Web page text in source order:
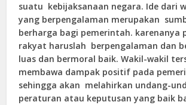
suatu kebijaksanaan negara. Ide dari
yang berpengalaman merupakan
berharga bagi pemerintah. karenanya
rakyat haruslah berpengalaman dan
luas dan bermoral baik. Wakil-wakil
membawa dampak positif pada
sehingga akan melahirkan undang-
peraturan atau keputusan yang baik